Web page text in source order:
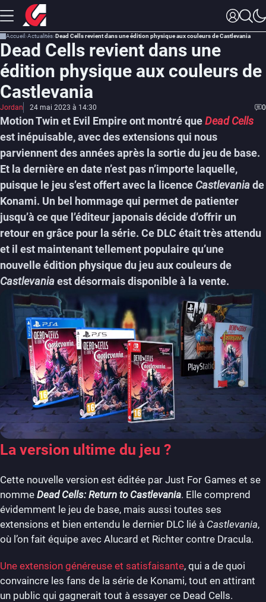
Accueil Actualités Dead Cells revient dans une édition physique aux couleurs de Castlevania
Dead Cells revient dans une
édition physique aux couleurs de
Castlevania
Jordan 24 mai 2023 à 14:30 0
Motion Twin et Evil Empire ont montré queDead Cells
est inépuisable, avec des extensions qui nous
parviennent des années après la sortie du jeu de base.
Et la dernière en date n’est pas n’importe laquelle,
puisque le jeu s’est offert avec la licence Castlevaniade
Konami. Un bel hommage qui permet de patienter
jusqu’à ce que l’éditeur japonais décide d’offrir un
retour en grâce pour la série. Ce DLC était très attendu
et il est maintenant tellement populaire qu’une
nouvelle édition physique du jeu aux couleurs de
Castlevaniaest désormais disponible à la vente.
La version ultime du jeu ?
Cette nouvelle version est éditée par Just For Games et se
nomme Dead Cells: Return to Castlevania. Elle comprend
évidemment le jeu de base, mais aussi toutes ses
extensions et bien entendu le dernier DLC lié à Castlevania,
où l’on fait équipe avec Alucard et Richter contre Dracula.
Une extension généreuse et satisfaisante, qui a de quoi
convaincre les fans de la série de Konami, tout en attirant
un public qui gagnerait tout à essayer ce Dead Cells.